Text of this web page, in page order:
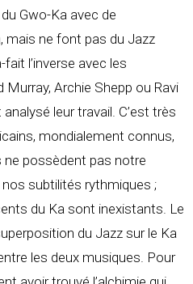
Gwo-Ka avec de
mais ne font pas du Jazz
l’inverse avec les
Archie Shepp ou Ravi
leur travail. C’est très
mondialement connus,
ne possèdent pas notre
subtilités rythmiques ;
du Ka sont inexistants. Le
du Jazz sur le Ka
les deux musiques. Pour